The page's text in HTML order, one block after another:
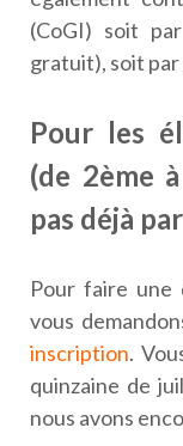
(CoGI) soit
gratuit), soit
Pour les
(de 2ème
pas déjà
Pour faire une
vous
inscription.
quinzaine de
nous avons